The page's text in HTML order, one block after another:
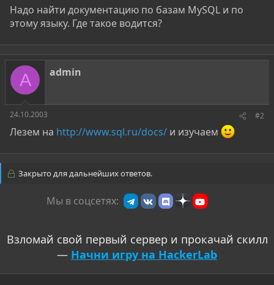
Надо найти документацию по базам MySQL и по
этому языку. Где такое водится?
A admin
24.10.2003 #2
Лезем на http://www.sql.ru/docs/ и изучаем
Закрыто для дальнейших ответов.
Мы в соцсетях:
Взломай свой первый сервер и прокачай скилл
— Начни игру на HackerLab